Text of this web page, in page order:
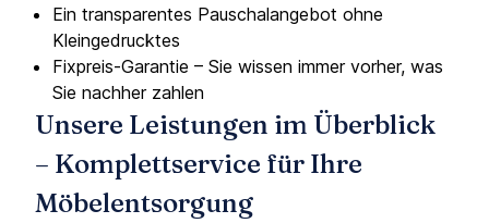
Ein transparentes Pauschalangebot ohne
Kleingedrucktes
Fixpreis-Garantie – Sie wissen immer vorher, was
Sie nachher zahlen
Unsere Leistungen im Überblick
– Komplettservice für Ihre
Möbelentsorgung